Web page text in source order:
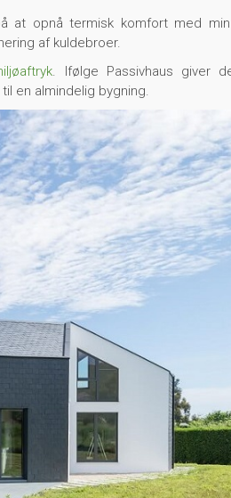
at opnå termisk komfort med
af kuldebroer.
. Ifølge Passivhaus giver
en almindelig bygning.